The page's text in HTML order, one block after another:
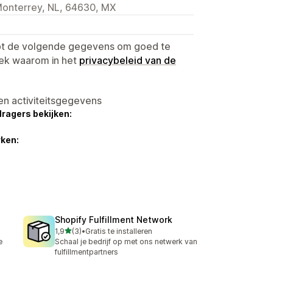
NL, 64630, MX
de volgende gegevens om goed te
waarom in het privacybeleid van de
activiteitsgegevens
bekijken:
Shopify Fulfillment Network
1,9van 5 sterren
(3)
3 recensies in totaal
•Gratis te installeren
Schaal je bedrijf op met ons netwerk van
fulfillmentpartners